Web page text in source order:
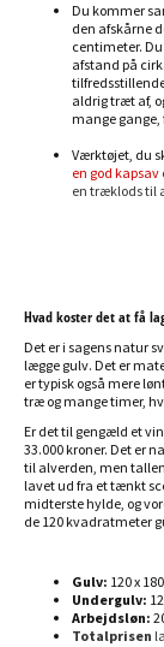
Du kommer
den afskårne
centimeter.
afstand på
aldrig træt af,
mange
Værktøjet, du
en god kapsav
en træklods til
Hvad koster det at få
Det er i sagens natur
lægge gulv. Det er
er typisk også mere
træ og mange timer,
Er det til gengæld et
33.000 kroner. Det er
til alverden, men
lavet ud fra et tænkt
midterste hylde, og
de 120 kvadratmeter
Gulv: 120 x
Undergulv:
Arbejdsløn:
Totalprisen